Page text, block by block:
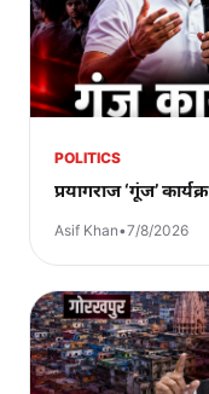
POLITICS
प्रयागराज ‘गूंज’
Asif Khan•7/8/2026